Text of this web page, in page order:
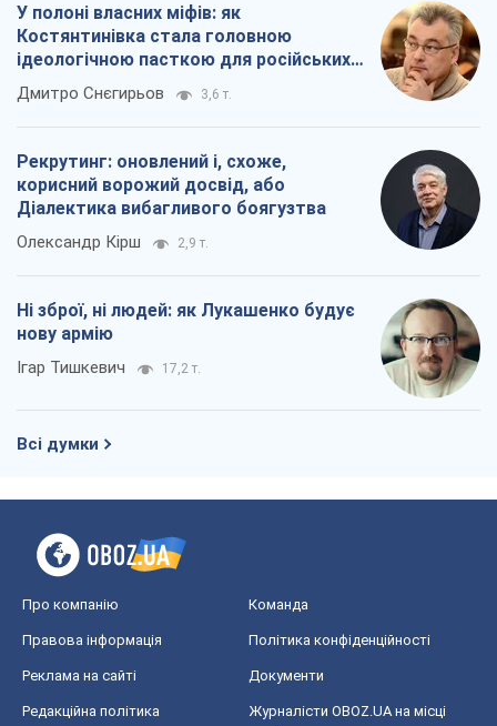
У полоні власних міфів: як
Костянтинівка стала головною
ідеологічною пасткою для російських
окупантів
Дмитро Снєгирьов 3,6 т.
Рекрутинг: оновлений і, схоже,
корисний ворожий досвід, або
Діалектика вибагливого боягузтва
Олександр Кірш 2,9 т.
Ні зброї, ні людей: як Лукашенко будує
нову армію
Ігар Тишкевич 17,2 т.
Всі думки
Про компанію Команда
Правова інформація Політика конфіденційності
Реклама на сайті Документи
Редакційна політика
Журналісти OBOZ.UA на місці